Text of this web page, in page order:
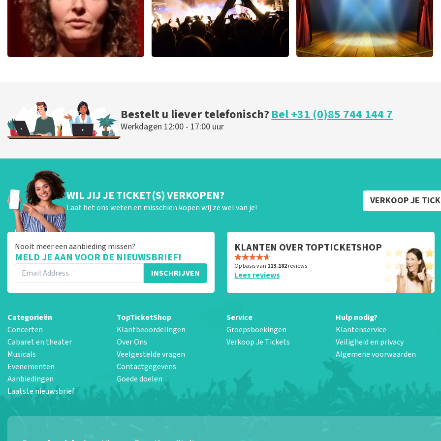
BESTEL NU
Bestelt u liever telefonisch?Bel +31 (0)85 744 144 7
Werkdagen 12:00 - 17:00 uur
WIL JIJ JE TICKET(S) VERKOPEN?
Laat het ons weten en misschien kopen wij ze wel van je!
VERKOOP JE
Nooit meer een aanbieding missen?
MELD JE AAN VOOR DE NIEUWSBRIEF!
INSCHRIJVEN
KLANTEN OVER TOPTICKETSHOP
Op basis van 113.182reviews
Lees reviews
Categorieën
Concerten
Cabaret en theater
Musicals
Evenementen
Aanbiedingen
Laatste nieuwsbrief
TopTicketShop
Klantbeoordelingen
Over Ons
Veelgestelde vragen
Contactgegevens
Goede doelen
Service
Groepsboekingen
Verkoop Je Tickets
Hulp nodig?
Klantenservice
Veiligheid en privacy
Algemene voorwaarden